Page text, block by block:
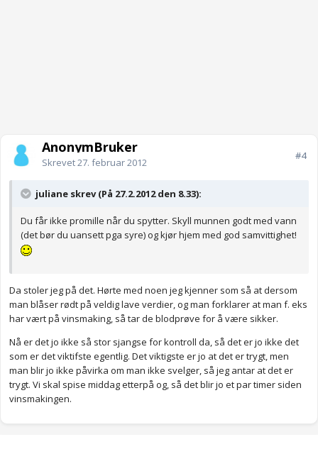
AnonymBruker
Skrevet27. februar 2012
#4
juliane skrev (På 27.2.2012 den 8.33):
Du får ikke promille når du spytter. Skyll munnen godt med vann
(det bør du uansett pga syre) og kjør hjem med god samvittighet!
Da stoler jeg på det. Hørte med noen jeg kjenner som så at dersom
man blåser rødt på veldig lave verdier, og man forklarer at man f. eks
har vært på vinsmaking, så tar de blodprøve for å være sikker.
Nå er det jo ikke så stor sjangse for kontroll da, så det er jo ikke det
som er det viktifste egentlig. Det viktigste er jo at det er trygt, men
man blir jo ikke påvirka om man ikke svelger, så jeg antar at det er
trygt. Vi skal spise middag etterpå og, så det blir jo et par timer siden
vinsmakingen.